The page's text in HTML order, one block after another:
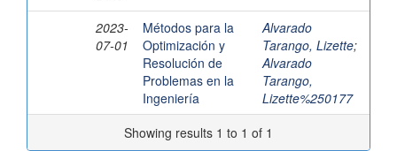
2023-
07-01
Métodos para la
Optimización y
Resolución de
Problemas en la
Ingeniería
Alvarado
Tarango, Lizette;
Alvarado
Tarango,
Lizette%250177
Showing results 1 to 1 of 1